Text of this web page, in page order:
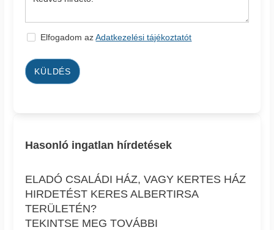
Elfogadom azAdatkezelési tájékoztatót
KÜLDÉS
Hasonló ingatlan hírdetések
ELADÓ CSALÁDI HÁZ, VAGY KERTES HÁZ
HIRDETÉST KERES ALBERTIRSA
TERÜLETÉN?
TEKINTSE MEG TOVÁBBI